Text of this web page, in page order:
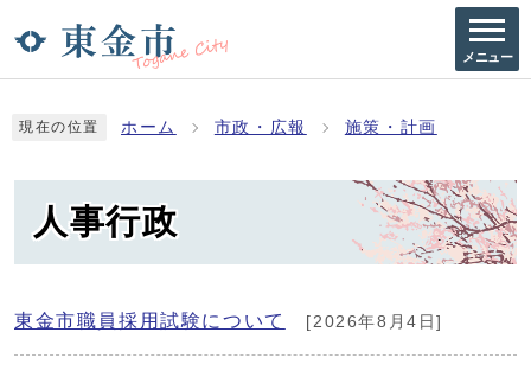
メニュー
現在の位置 ホーム 市政・広報 施策・計画
人事行政
東金市職員採用試験について [2026年8月4日]